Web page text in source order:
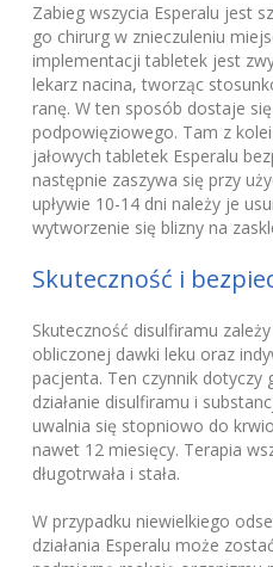
Zabieg wszycia Esperalu jest
go chirurg w znieczuleniu
implementacji tabletek jest
lekarz nacina, tworząc
ranę. W ten sposób dostaje
podpowięziowego. Tam z
jałowych tabletek Esperalu
następnie zaszywa się przy
upływie 10-14 dni należy je
wytworzenie się blizny na
Skuteczność i
Skuteczność disulfiramu
obliczonej dawki leku oraz
pacjenta. Ten czynnik dotyczy
działanie disulfiramu i
uwalnia się stopniowo do
nawet 12 miesięcy. Terapia
długotrwała i stała.
W przypadku niewielkiego
działania Esperalu może